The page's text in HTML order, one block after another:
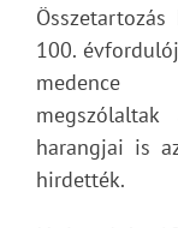
100.
medence
harangjai is
hirdették.